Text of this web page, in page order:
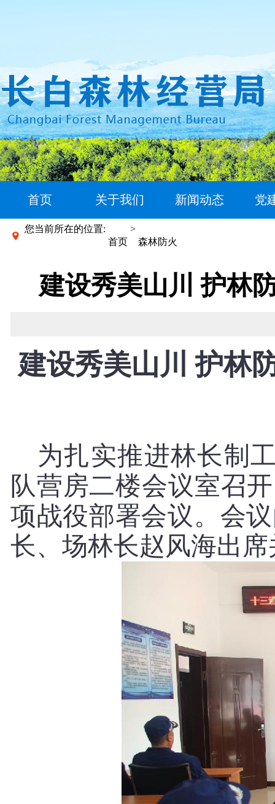
首页 关于我们 新闻动态 党
您当前所在的位置: 首页 > 森林防火
建设秀美山川 护林
建设秀美山川 护林
为扎实推进林长制
队营房二楼会议室召
项战役部署会议。会
长、场林长赵风海出